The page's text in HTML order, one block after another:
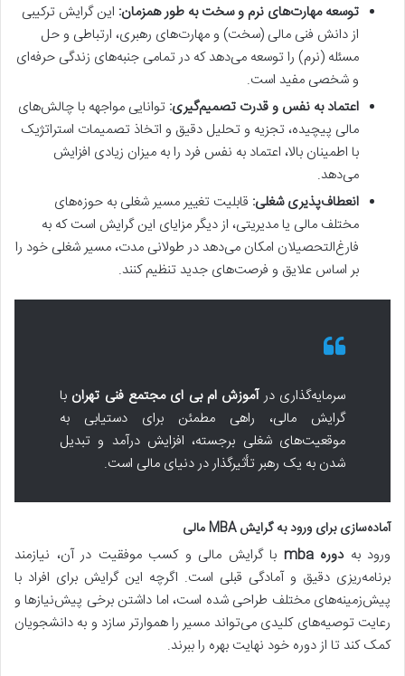
توسعه مهارت‌های نرم و سخت به طور همزمان: این گرایش ترکیبی
از دانش فنی مالی (سخت) و مهارت‌های رهبری، ارتباطی و حل
مسئله (نرم) را توسعه می‌دهد که در تمامی جنبه‌های زندگی حرفه‌ای
و شخصی مفید است.
اعتماد به نفس و قدرت تصمیم‌گیری: توانایی مواجهه با چالش‌های
مالی پیچیده، تجزیه و تحلیل دقیق و اتخاذ تصمیمات استراتژیک
با اطمینان بالا، اعتماد به نفس فرد را به میزان زیادی افزایش
می‌دهد.
انعطاف‌پذیری شغلی: قابلیت تغییر مسیر شغلی به حوزه‌های
مختلف مالی یا مدیریتی، از دیگر مزایای این گرایش است که به
فارغ‌التحصیلان امکان می‌دهد در طولانی مدت، مسیر شغلی خود را
بر اساس علایق و فرصت‌های جدید تنظیم کنند.
سرمایه‌گذاری در آموزش ام بی ای مجتمع فنی تهران با
گرایش مالی، راهی مطمئن برای دستیابی به
موقعیت‌های شغلی برجسته، افزایش درآمد و تبدیل
شدن به یک رهبر تأثیرگذار در دنیای مالی است.
آماده‌سازی برای ورود به گرایش MBA مالی
ورود به دوره mba
با گرایش مالی و کسب موفقیت در آن، نیازمند
برنامه‌ریزی دقیق و آمادگی قبلی است. اگرچه این گرایش برای افراد با
پیش‌زمینه‌های مختلف طراحی شده است، اما داشتن برخی پیش‌نیازها و
رعایت توصیه‌های کلیدی می‌تواند مسیر را هموارتر سازد و به دانشجویان
کمک کند تا از دوره خود نهایت بهره را ببرند.